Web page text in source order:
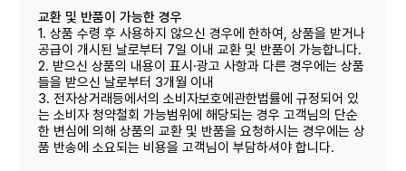
교환 및 반품이 가능한 경우
1. 상품 수령 후 사용하지 않으신 경우에 한하여, 상품을 받거나
공급이 개시된 날로부터 7일 이내 교환 및 반품이 가능합니다.
2. 받으신 상품의 내용이 표시·광고 사항과 다른 경우에는 상품
들을 받으신 날로부터 3개월 이내
3. 전자상거래등에서의 소비자보호에관한법률에 규정되어 있
는 소비자 청약철회 가능범위에 해당되는 경우 고객님의 단순
한 변심에 의해 상품의 교환 및 반품을 요청하시는 경우에는 상
품 반송에 소요되는 비용을 고객님이 부담하셔야 합니다.